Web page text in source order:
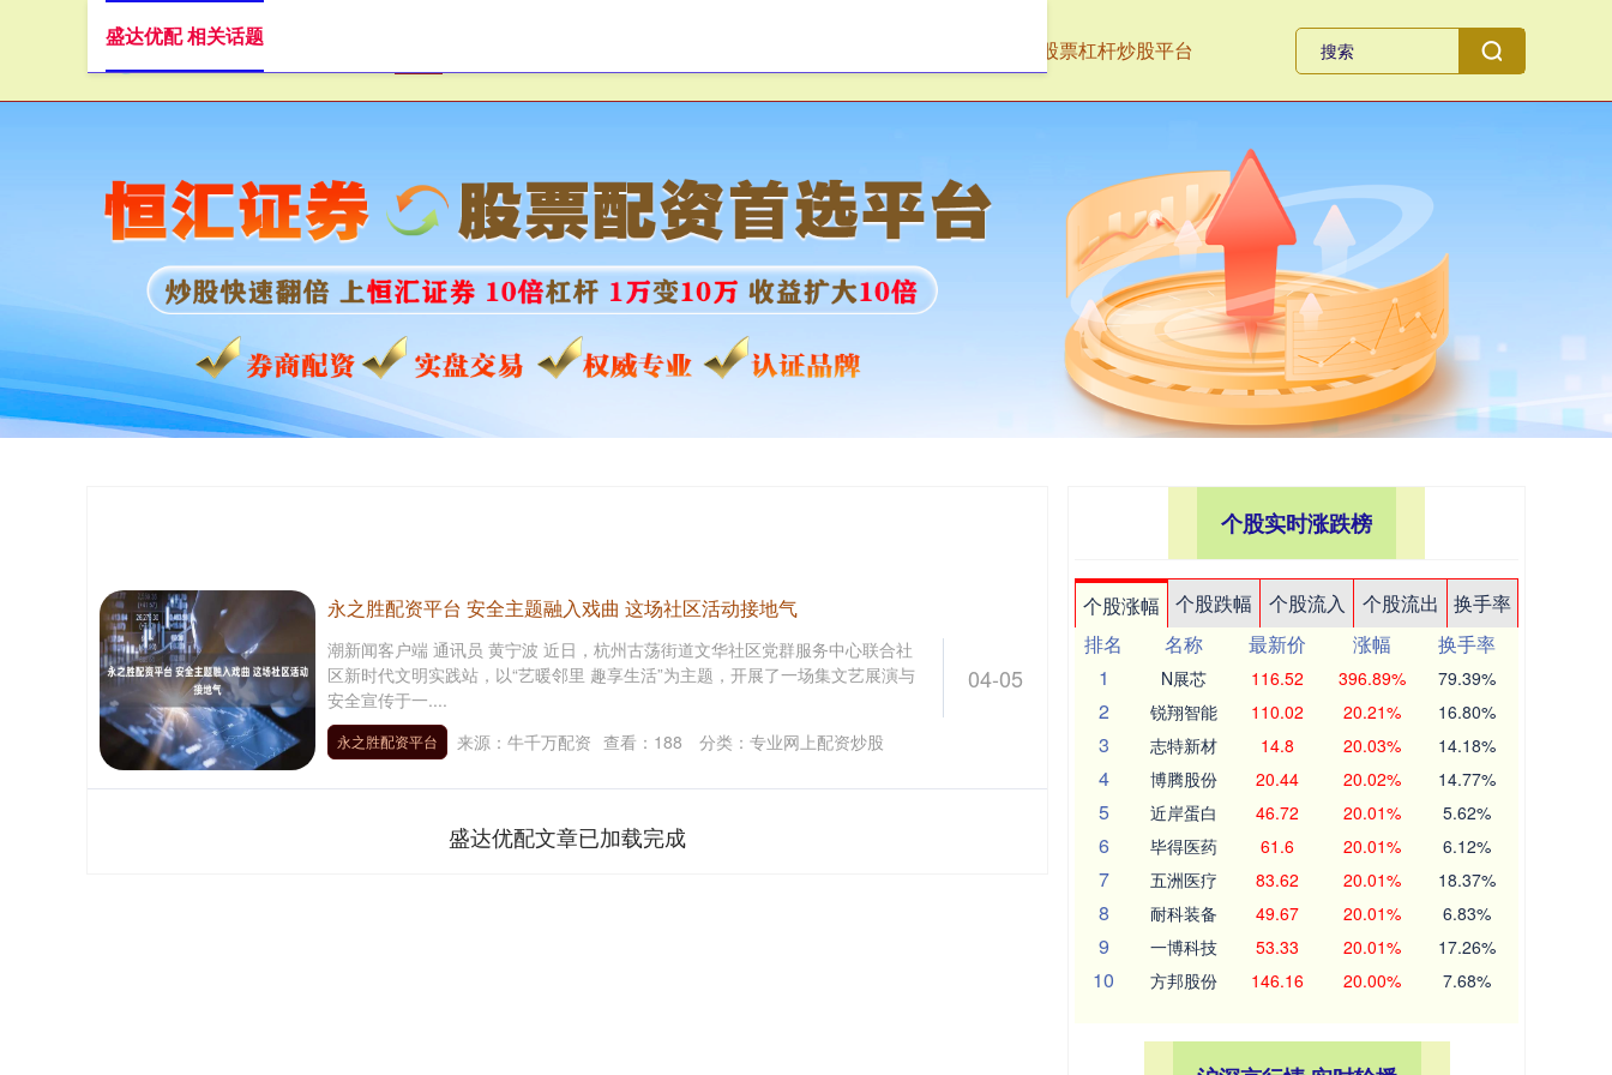
股票杠杆炒股平台
盛达优配 相关话题
04-05
永之胜配资平台 安全主题融入戏曲 这场社区活动接地气
潮新闻客户端 通讯员 黄宁波 近日，杭州古荡街道文华社区党群服务中心联合社
区新时代文明实践站，以“艺暖邻里 趣享生活”为主题，开展了一场集文艺展演与
安全宣传于一....
永之胜配资平台 来源：牛千万配资 查看： 188 分类： 专业网上配资炒股
盛达优配文章已加载完成
个股实时涨跌榜
个股涨幅 个股跌幅 个股流入 个股流出
换手率
排名
名称 最新价 涨幅
换手率
1
N展芯 116.52 396.89% 79.39%
2 锐翔智能 110.02 20.21% 16.80%
3 志特新材 14.8 20.03% 14.18%
4 博腾股份 20.44 20.02% 14.77%
5 近岸蛋白 46.72 20.01% 5.62%
6 毕得医药 61.6 20.01% 6.12%
7 五洲医疗 83.62 20.01% 18.37%
8 耐科装备 49.67 20.01% 6.83%
9 一博科技 53.33 20.01% 17.26%
10 方邦股份 146.16 20.00% 7.68%